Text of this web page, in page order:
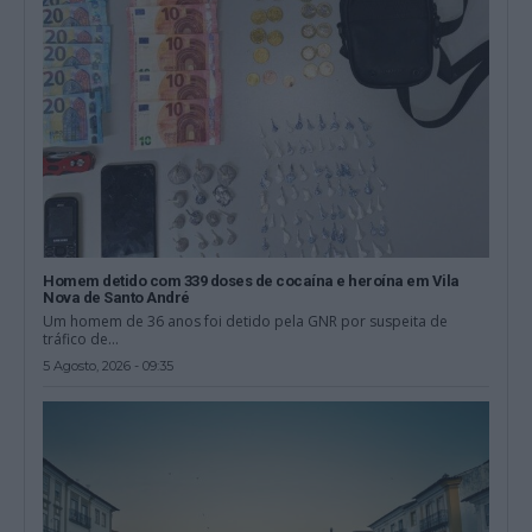
Homem detido com 339 doses de cocaína e heroína em Vila
Nova de Santo André
Um homem de 36 anos foi detido pela GNR por suspeita de
tráfico de...
5 Agosto, 2026 - 09:35